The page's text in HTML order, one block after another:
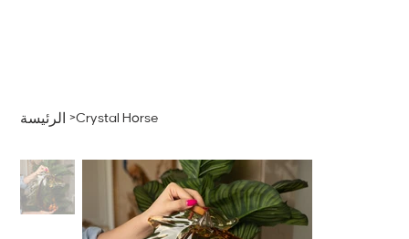
الرئيسة >Crystal Horse